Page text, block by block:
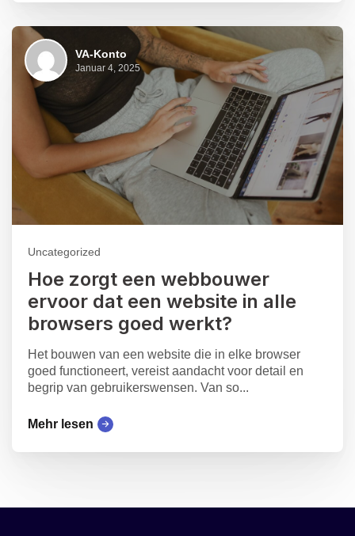
VA-Konto
Januar 4, 2025
Uncategorized
Hoe zorgt een webbouwer
ervoor dat een website in alle
browsers goed werkt?
Het bouwen van een website die in elke browser
goed functioneert, vereist aandacht voor detail en
begrip van gebruikerswensen. Van so...
Mehr lesen